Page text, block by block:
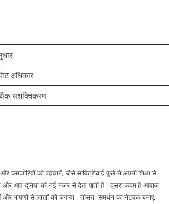
अधिकार
सशक्तिकरण
कमजोरियों को पहचानें, जैसे सावित्रीबाई फुले ने अपनी शिक्षा से
है और आप दुनिया को नई नजर से देख पाती हैं। दूसरा कदम है आवाज
भाषणों से लाखों को जगाया। तीसरा, समर्थन का नेटवर्क बनाएं,